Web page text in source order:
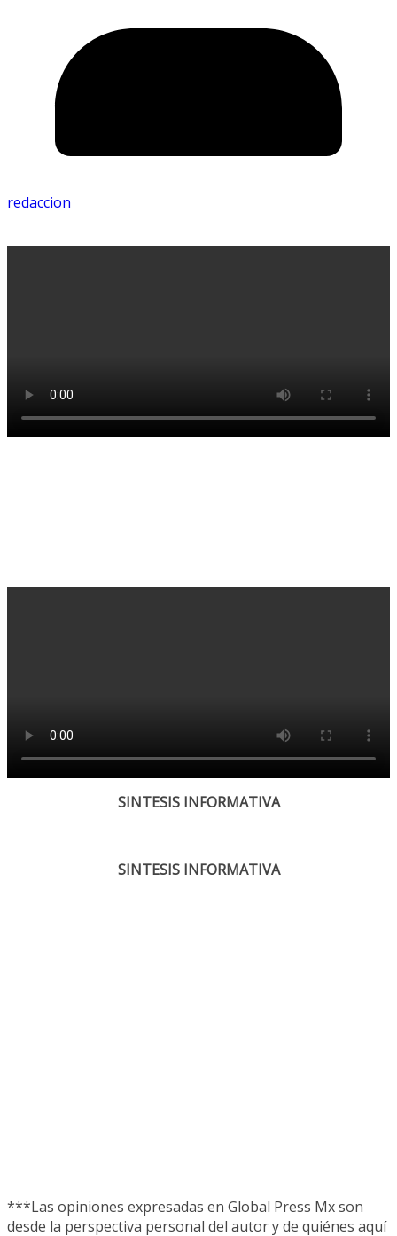
redaccion
SINTESIS INFORMATIVA
SINTESIS INFORMATIVA
***Las opiniones expresadas en Global Press Mx son
desde la perspectiva personal del autor y de quiénes aquí